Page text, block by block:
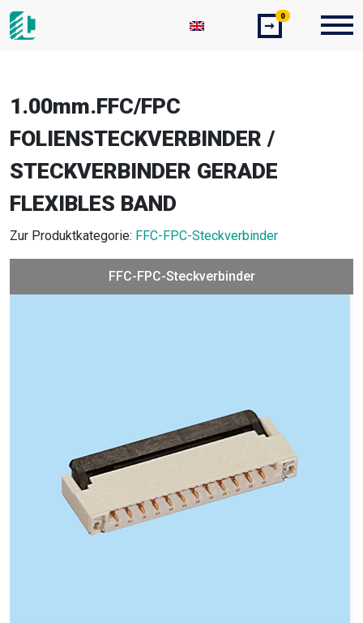
➞
0
1.00mm.FFC/FPC
FOLIENSTECKVERBINDER /
STECKVERBINDER GERADE
FLEXIBLES BAND
Zur Produktkategorie: FFC-FPC-Steckverbinder
FFC-FPC-Steckverbinder